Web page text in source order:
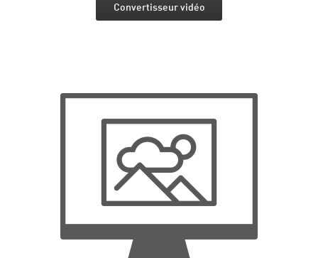
Convertisseur vidéo